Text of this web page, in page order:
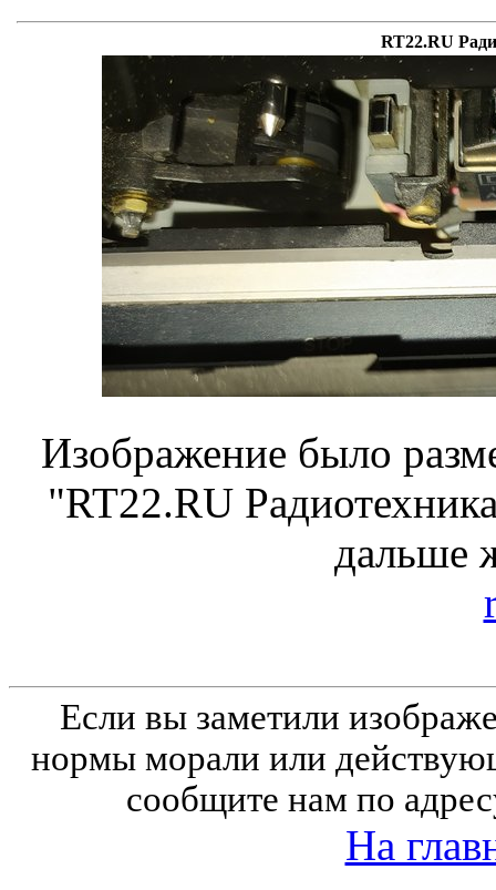
RT22.RU
Изображение было
"RT22.RU
дальше
Если вы заметили
нормы морали или
сообщите нам по
На